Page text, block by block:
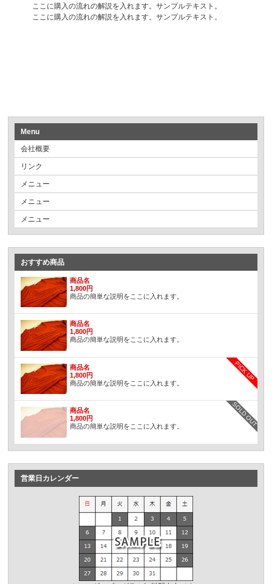
ここに購入の流れの解説を入れます。サンプルテキスト。
ここに購入の流れの解説を入れます。サンプルテキスト。
Menu
会社概要
リンク
メニュー
メニュー
メニュー
おすすめ商品
商品名
1,800円
商品の簡単な説明をここに入れます。
商品名
1,800円
商品の簡単な説明をここに入れます。
商品名
1,800円
商品の簡単な説明をここに入れます。
PICK UP
商品名
1,800円
商品の簡単な説明をここに入れます。
SOLD OUT
営業日カレンダー